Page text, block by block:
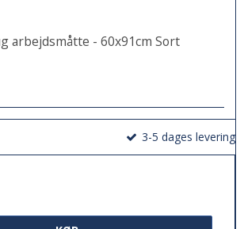
arbejdsmåtte - 60x91cm Sort
3-5 dages levering